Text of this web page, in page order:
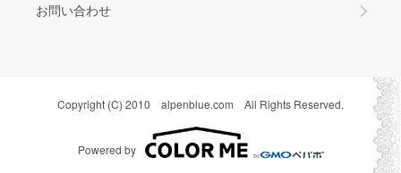
お問い合わせ
Copyright (C) 2010 alpenblue.com All Rights Reserved.
Powered by